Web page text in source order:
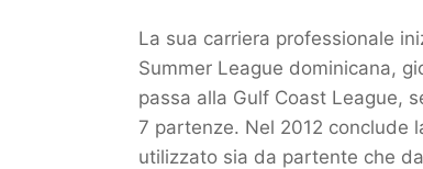
La sua carriera professionale
Summer League dominicana,
passa alla Gulf Coast League,
7 partenze. Nel 2012 conclude
utilizzato sia da partente che